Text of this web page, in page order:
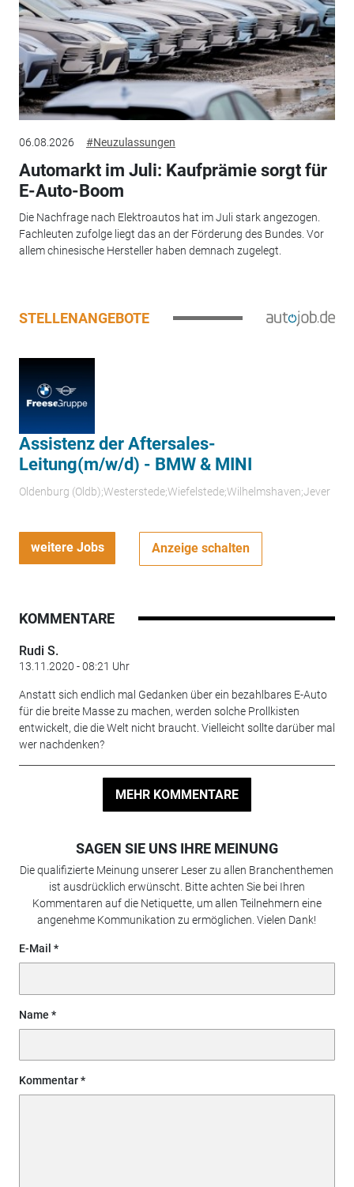
06.08.2026 #Neuzulassungen
Automarkt im Juli: Kaufprämie sorgt für
E-Auto-Boom
Die Nachfrage nach Elektroautos hat im Juli stark angezogen.
Fachleuten zufolge liegt das an der Förderung des Bundes. Vor
allem chinesische Hersteller haben demnach zugelegt.
STELLENANGEBOTE
Assistenz der Aftersales-
Leitung(m/w/d) - BMW & MINI
Oldenburg (Oldb);Westerstede;Wiefelstede;Wilhelmshaven;Jever
weitere Jobs Anzeige schalten
KOMMENTARE
Rudi S.
13.11.2020 - 08:21 Uhr
Anstatt sich endlich mal Gedanken über ein bezahlbares E-Auto
für die breite Masse zu machen, werden solche Prollkisten
entwickelt, die die Welt nicht braucht. Vielleicht sollte darüber mal
wer nachdenken?
MEHR KOMMENTARE
SAGEN SIE UNS IHRE MEINUNG
Die qualifizierte Meinung unserer Leser zu allen Branchenthemen
ist ausdrücklich erwünscht. Bitte achten Sie bei Ihren
Kommentaren auf die Netiquette, um allen Teilnehmern eine
angenehme Kommunikation zu ermöglichen. Vielen Dank!
E-Mail
Name
Kommentar